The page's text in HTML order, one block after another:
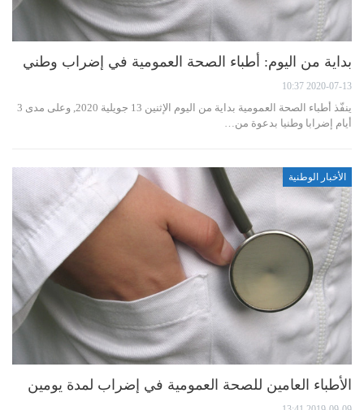
بداية من اليوم: أطباء الصحة العمومية في إضراب وطني
2020-07-13 10:37
ينفّذ أطباء الصحة العمومية بداية من اليوم الإثنين 13 جويلية 2020, وعلى مدى 3
أيام إضرابا وطنيا بدعوة من…
الأخبار الوطنية
الأطباء العامين للصحة العمومية في إضراب لمدة يومين